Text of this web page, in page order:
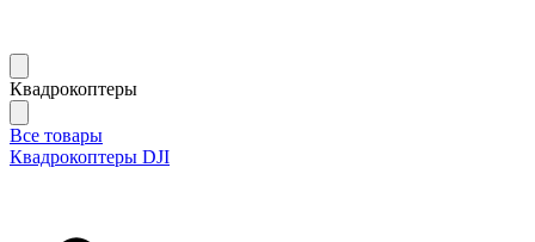
Квадрокоптеры
Все товары
Квадрокоптеры DJI